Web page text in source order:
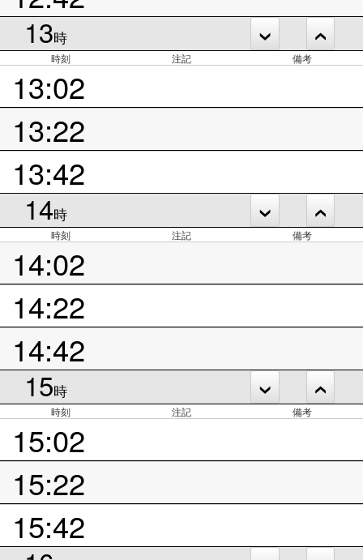
13時
時刻 注記 備考
13:02
13:22
13:42
14時
時刻 注記 備考
14:02
14:22
14:42
15時
時刻 注記 備考
15:02
15:22
15:42